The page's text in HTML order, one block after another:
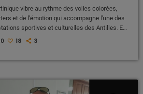
vibre au rythme des voiles colorées,
et de l'émotion qui accompagne l'une des
sportives et culturelles des Antilles. En
des Yoles Rondes célèbre sa 40e
18 3